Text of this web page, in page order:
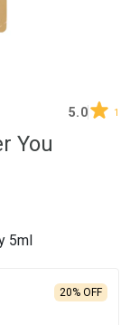
5.0 1
You
5ml
20% OFF